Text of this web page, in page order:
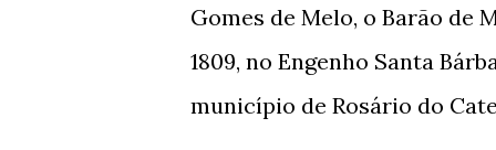
incontáveis vezes que
normal em trocas de gorjetas
Gomes de Melo, o Barão de
1809, no Engenho Santa
município de Rosário do